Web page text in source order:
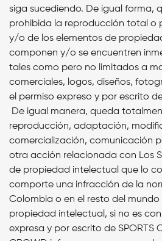
siga sucediendo. De igual forma,
prohibida la reproducción total o
y/o de los elementos de
componen y/o se encuentren
tales como pero no limitados a
comerciales, logos, diseños,
el permiso expreso y por escrito
De igual manera, queda
reproducción, adaptación,
comercialización, comunicación
otra acción relacionada con Los
de propiedad intelectual que lo
comporte una infracción de la
Colombia o en el resto del
propiedad intelectual, si no es
expresa y por escrito de SPORTS